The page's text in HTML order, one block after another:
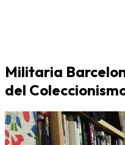
Militaria
del